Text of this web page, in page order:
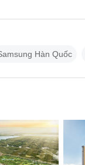
Hàn Quốc